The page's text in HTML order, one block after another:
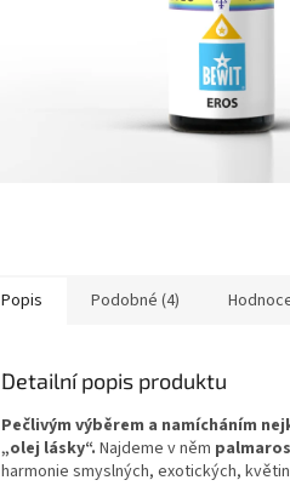
Popis Podobné (4)
Detailní popis produktu
Pečlivým výběrem a namícháním
„olej lásky“. Najdeme v něm
harmonie smyslných, exotických,